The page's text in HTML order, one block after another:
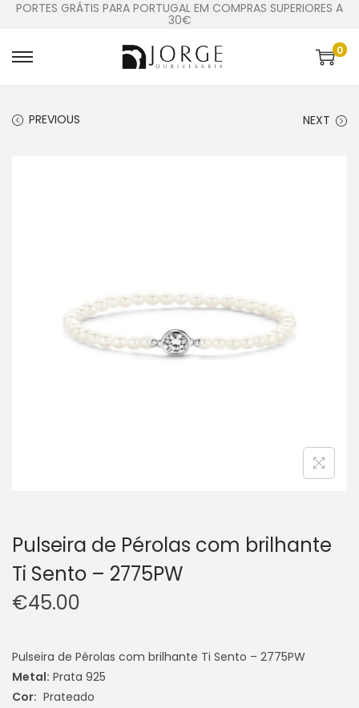
PORTES GRÁTIS PARA PORTUGAL EM COMPRAS SUPERIORES A
30€
0
PREVIOUS NEXT
Pulseira de Pérolas com brilhante
Ti Sento – 2775PW
€45.00
Pulseira de Pérolas com brilhante Ti Sento – 2775PW
Metal: Prata 925
Cor: Prateado